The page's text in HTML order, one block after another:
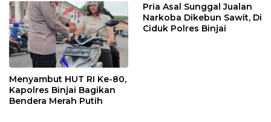
Menyambut HUT RI Ke-80,
Kapolres Binjai Bagikan
Bendera Merah Putih
Pria Asal Sunggal Jualan
Narkoba Dikebun Sawit, Di
Ciduk Polres Binjai